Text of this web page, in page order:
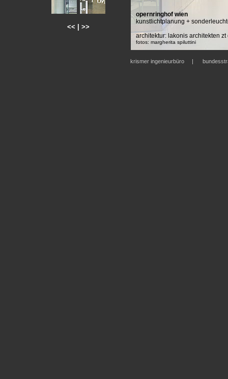
opernringhof wien
kunstlichtplanung +
architektur: lakonis architekten
fotos: margherita spiluttini
<< >>
krismer ingenieurbüro |